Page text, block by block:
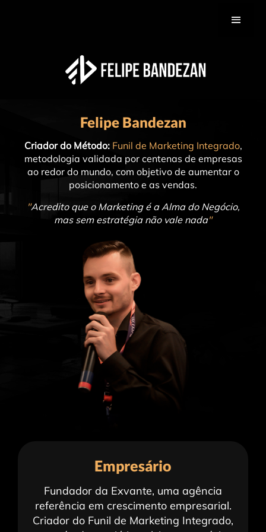
Felipe Bandezan
Criador do Método: Funil de Marketing Integrado,
metodologia validada por centenas de empresas
ao redor do mundo, com objetivo de aumentar o
posicionamento e as vendas.
"Acredito que o Marketing é a Alma do Negócio,
mas sem estratégia não vale nada"
Empresário
Fundador da Exvante, uma agência
referência em crescimento empresarial.
Criador do Funil de Marketing Integrado,